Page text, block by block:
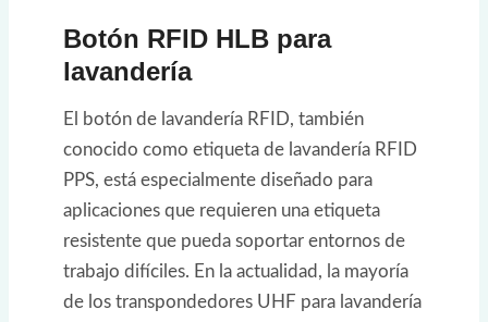
Botón RFID HLB para
lavandería
El botón de lavandería RFID, también
conocido como etiqueta de lavandería RFID
PPS, está especialmente diseñado para
aplicaciones que requieren una etiqueta
resistente que pueda soportar entornos de
trabajo difíciles. En la actualidad, la mayoría
de los transpondedores UHF para lavandería